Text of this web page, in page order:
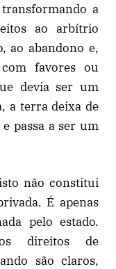
a
ao arbítrio
ao abandono e,
favores ou
devia ser um
a terra deixa de
passa a ser um
não constitui
É apenas
pelo estado.
direitos de
são claros,